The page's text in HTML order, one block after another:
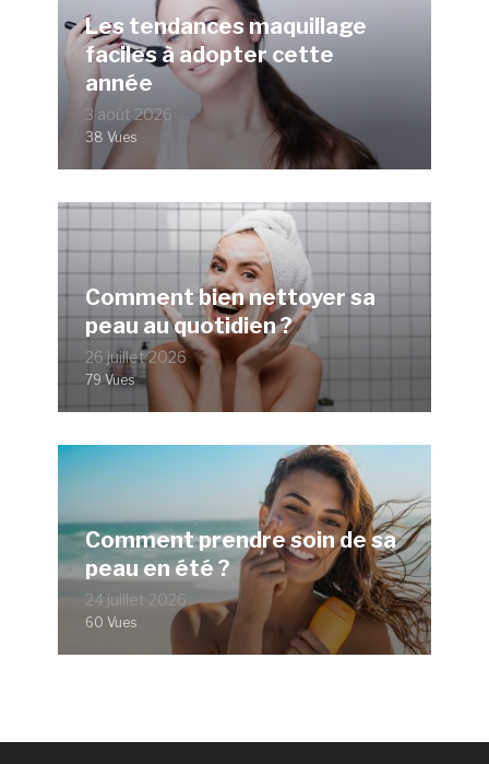
Les tendances maquillage
faciles à adopter cette
année
3 août 2026
38 Vues
Comment bien nettoyer sa
peau au quotidien ?
26 juillet 2026
79 Vues
Comment prendre soin de sa
peau en été ?
24 juillet 2026
60 Vues